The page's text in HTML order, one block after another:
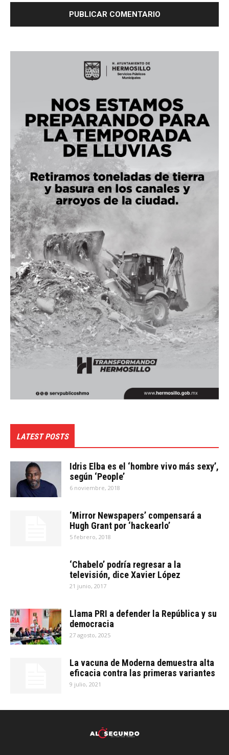
LATEST POSTS
Idris Elba es el ‘hombre vivo más sexy’,
según ‘People’
6 noviembre, 2018
‘Mirror Newspapers’ compensará a
Hugh Grant por ‘hackearlo’
5 febrero, 2018
‘Chabelo’ podría regresar a la
televisión, dice Xavier López
21 junio, 2017
Llama PRI a defender la República y su
democracia
27 agosto, 2025
La vacuna de Moderna demuestra alta
eficacia contra las primeras variantes
9 julio, 2021